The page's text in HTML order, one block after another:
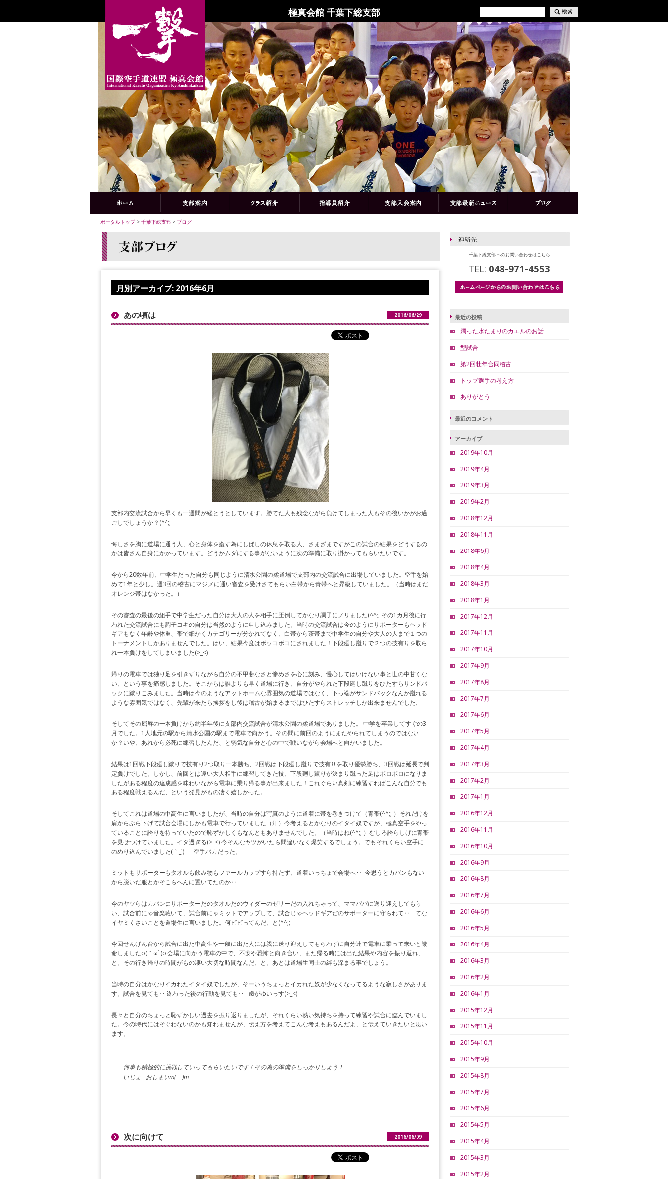
極真会館 千葉下総支部
ポータルトップ> 千葉下総支部 > ブログ
月別アーカイブ: 2016年6月
あの頃は 2016/06/29
支部内交流試合から早くも一週間が経とうとしています。勝てた人も残念ながら負けてしまった人もその後いかがお過
ごしでしょうか？(^^;;
悔しさを胸に道場に通う人、心と身体を癒す為にしばしの休息を取る人、さまざまですがこの試合の結果をどうするの
かは皆さん自身にかかっています。どうかムダにする事がないように次の準備に取り掛かってもらいたいです。
今から20数年前、中学生だった自分も同じように清水公園の柔道場で支部内の交流試合に出場していました。空手を始
めて1年と少し。週3回の稽古にマジメに通い審査を受けさてもらい白帯から青帯へと昇級していました。（当時はまだ
オレンジ帯はなかった。）
その審査の最後の組手で中学生だった自分は大人の人を相手に圧倒してかなり調子にノリました(^^;; その1カ月後に行
われた交流試合にも調子コキの自分は当然のように申し込みました。当時の交流試合は今のようにサポーターもヘッド
ギアもなく年齢や体重、帯で細かくカテゴリーが分かれてなく、白帯から茶帯まで中学生の自分や大人の人まで１つの
トーナメントしかありませんでした。はい、結果今度はボッコボコにされました！下段廻し蹴りで２つの技有りを取ら
れ一本負けをしてしまいました(>_<)
帰りの電車では独り足を引きずりながら自分の不甲斐なさと惨めさを心に刻み、慢心してはいけない事と世の中甘くな
い、という事を痛感しました。そこからは誰よりも早く道場に行き、自分がやられた下段廻し蹴りをひたすらサンドバ
ックに蹴りこみました。当時は今のようなアットホームな雰囲気の道場ではなく、下っ端がサンドバックなんか蹴れる
ような雰囲気ではなく、先輩が来たら挨拶をし後は稽古が始まるまではひたすらストレッチしか出来ませんでした。
そしてその屈辱の一本負けから約半年後に支部内交流試合が清水公園の柔道場でありました。 中学を卒業してすぐの3
月でした。1人地元の駅から清水公園の駅まで電車で向かう。その間に前回のようにまたやられてしまうのではない
か？いや、あれから必死に練習したんだ、と弱気な自分と心の中で戦いながら会場へと向かいました。
結果は1回戦下段廻し蹴りで技有り2つ取り一本勝ち、2回戦は下段廻し蹴りで技有りを取り優勢勝ち、3回戦は延長で判
定負けでした。しかし、前回とは違い大人相手に練習してきた技、下段廻し蹴りが決まり蹴った足はボロボロになりま
したがある程度の達成感を味わいながら電車に乗り帰る事が出来ました！これぐらい真剣に練習すればこんな自分でも
ある程度戦えるんだ、という発見がもの凄く嬉しかった。
そしてこれは道場の中高生に言いましたが、当時の自分は写真のように道着に帯を巻きつけて（青帯(^^;; ）それだけを
肩からぶら下げて試合会場にしかも電車で行っていました（汗）今考えるとかなりのイタイ奴ですが、極真空手をやっ
ていることに誇りを持っていたので恥ずかしくもなんともありませんでした。（当時はね(^^;; ）むしろ誇らしげに青帯
を見せつけていました。イタ過ぎる(>_<) 今そんなヤツがいたら間違いなく爆笑するでしょう。でもそれくらい空手に
のめり込んでいました(｀_´)ゞ 空手バカだった。
ミットもサポーターもタオルも飲み物もファールカップすら持たず、道着いっちょで会場へ‥ 今思うとカバンもない
から脱いだ服とかそこらへんに置いてたのか‥
今のヤツらはカバンにサポーターだのタオルだのウィダーのゼリーだの入れちゃって、ママパパに送り迎えしてもら
い、試合前にゃ音楽聴いて、試合前にゃミットでアップして、試合じゃヘッドギアだのサポーターに守られて‥ てな
イヤミくさいことを道場生に言いました。何ビビってんだ、と(^^;;
今回せんげん台から試合に出た中高生や一般に出た人には親に送り迎えしてもらわずに自分達で電車に乗って来いと厳
命しましたo(｀ω´ )o 会場に向かう電車の中で、不安や恐怖と向き合い、また帰る時には出た結果や内容を振り返れ、
と。その行き帰りの時間がもの凄い大切な時間なんだ、と。あとは道場生同士の絆も深まる事でしょう。
当時の自分はかなりイカれたイタイ奴でしたが、そーいうちょっとイカれた奴が少なくなってるような寂しさがありま
す。試合を見ても‥ 終わった後の行動を見ても‥ 歯がゆいっす(>_<)
長々と自分のちょっと恥ずかしい過去を振り返りましたが、それくらい熱い気持ちを持って練習や試合に臨んでいまし
た。今の時代にはそぐわないのかも知れませんが、伝え方を考えてこんな考えもあるんだよ、と伝えていきたいと思い
ます。
何事も積極的に挑戦していってもらいたいです！その為の準備をしっかりしよう！
いじょ おしまいm(_ _)m
次に向けて 2016/06/09
千葉下総支部 へのお問い合わせはこちら
TEL: 048-971-4553
最近の投稿
濁った水たまりのカエルのお話
型試合
第2回壮年合同稽古
トップ選手の考え方
ありがとう
最近のコメント
アーカイブ
2019年10月
2019年4月
2019年3月
2019年2月
2018年12月
2018年11月
2018年6月
2018年4月
2018年3月
2018年1月
2017年12月
2017年11月
2017年10月
2017年9月
2017年8月
2017年7月
2017年6月
2017年5月
2017年4月
2017年3月
2017年2月
2017年1月
2016年12月
2016年11月
2016年10月
2016年9月
2016年8月
2016年7月
2016年6月
2016年5月
2016年4月
2016年3月
2016年2月
2016年1月
2015年12月
2015年11月
2015年10月
2015年9月
2015年8月
2015年7月
2015年6月
2015年5月
2015年4月
2015年3月
2015年2月